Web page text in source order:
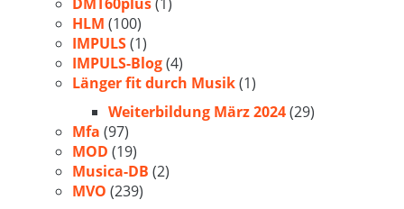
HLM (100)
IMPULS(1)
IMPULS-Blog(4)
Länger fit durch Musik(1)
Weiterbildung März 2024(29)
Mfa (97)
MOD (19)
Musica-DB (2)
MVO (239)